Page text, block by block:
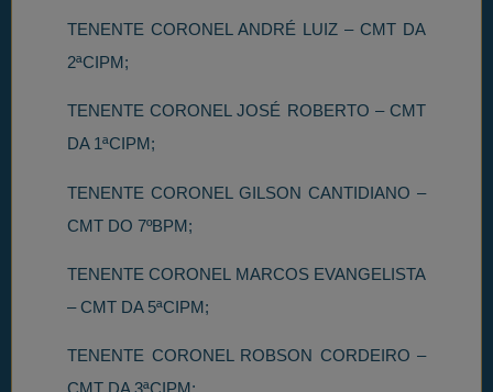
TENENTE CORONEL ANDRÉ LUIZ – CMT DA
2ªCIPM;
TENENTE CORONEL JOSÉ ROBERTO – CMT
DA 1ªCIPM;
TENENTE CORONEL GILSON CANTIDIANO –
CMT DO 7ºBPM;
TENENTE CORONEL MARCOS EVANGELISTA
– CMT DA 5ªCIPM;
TENENTE CORONEL ROBSON CORDEIRO –